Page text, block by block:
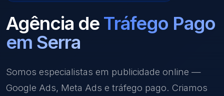
Agência de Tráfego Pago
em Serra
Somos especialistas em publicidade online —
Google Ads, Meta Ads e tráfego pago. Criamos